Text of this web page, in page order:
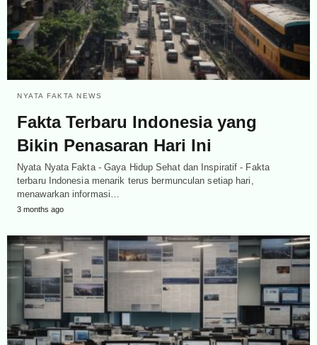
NYATA FAKTA NEWS
Fakta Terbaru Indonesia yang
Bikin Penasaran Hari Ini
Nyata Nyata Fakta - Gaya Hidup Sehat dan Inspiratif - Fakta
terbaru Indonesia menarik terus bermunculan setiap hari,
menawarkan informasi…
3 months ago